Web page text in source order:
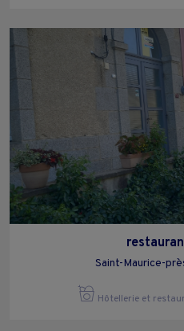
Saint-Maurice-
Hôtellerie et